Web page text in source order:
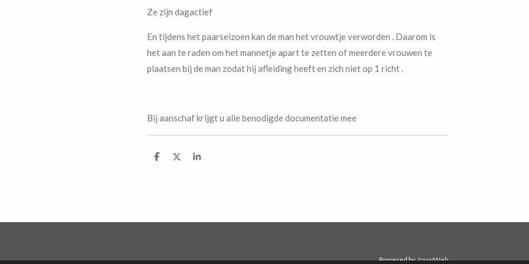
Ze zijn dagactief
En tijdens het paarseizoen kan de man het vrouwtje verworden . Daarom is
het aan te raden om het mannetje apart te zetten of meerdere vrouwen te
plaatsen bij de man zodat hij afleiding heeft en zich niet op 1 richt .
Bij aanschaf krijgt u alle benodigde documentatie mee
D
D
S
Powered byJouwWeb